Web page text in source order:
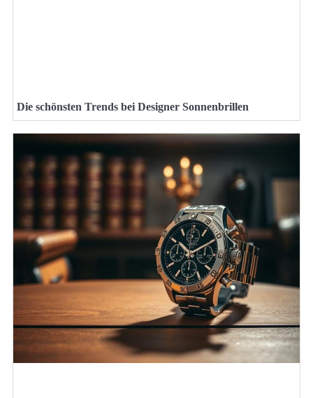
Die schönsten Trends bei Designer Sonnenbrillen